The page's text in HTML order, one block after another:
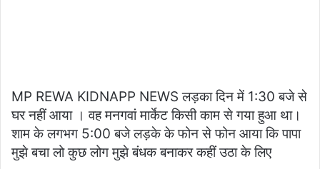
MP REWA KIDNAPP NEWS लड़का दिन में 1:30 बजे से
घर नहीं आया । वह मनगवां मार्केट किसी काम से गया हुआ था।
शाम के लगभग 5:00 बजे लड़के के फोन से फोन आया कि पापा
मुझे बचा लो कुछ लोग मुझे बंधक बनाकर कहीं उठा के लिए